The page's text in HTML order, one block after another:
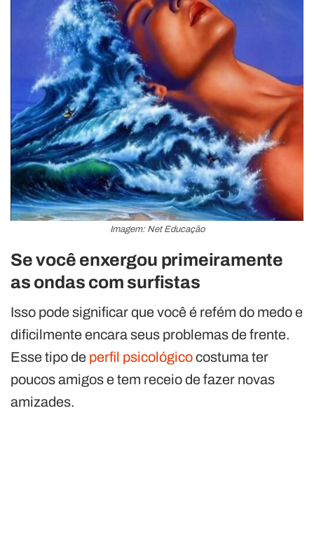
Imagem: Net Educação
Se você enxergou primeiramente
as ondas com surfistas
Isso pode significar que você é refém do medo e
dificilmente encara seus problemas de frente.
Esse tipo de perfil psicológicocostuma ter
poucos amigos e tem receio de fazer novas
amizades.